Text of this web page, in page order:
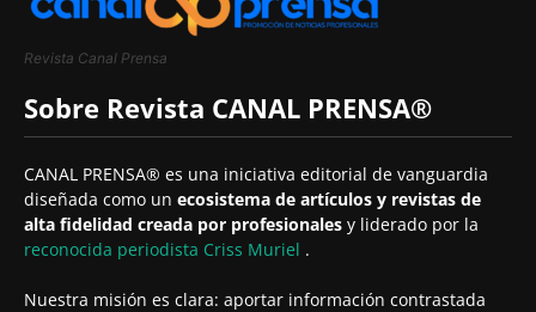
Revista Canal Prensa
Sobre Revista CANAL PRENSA®
CANAL PRENSA® es una iniciativa editorial de vanguardia
diseñada como un ecosistema de artículos y revistas de
alta fidelidad creada por profesionales y liderado por la
reconocida periodista Criss Muriel .
Nuestra misión es clara: aportar información contrastada